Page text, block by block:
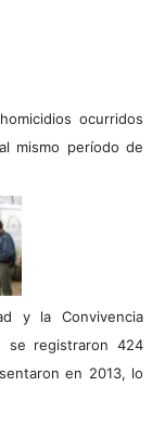
ocurridos
mismo período de
y la Convivencia
se registraron 424
en 2013, lo